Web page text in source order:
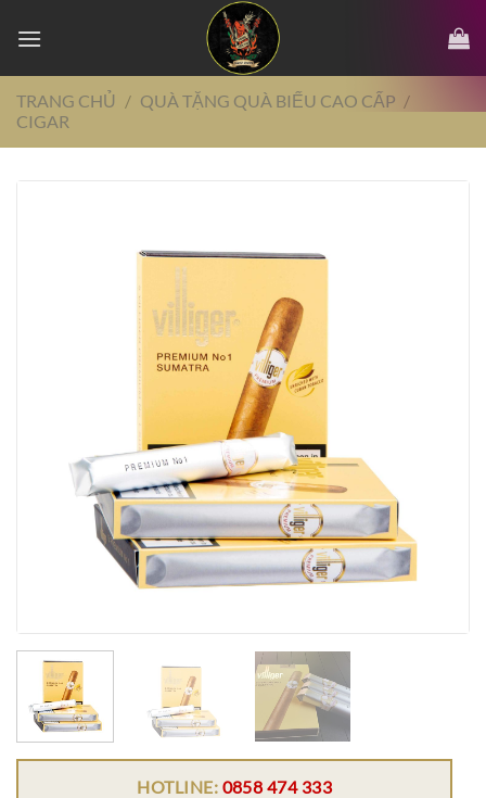
đến
dungTRANG CHỦ / QUÀ TẶNG QUÀ BIẾU CAO CẤP /
CIGAR
HOTLINE: 0858 474 333